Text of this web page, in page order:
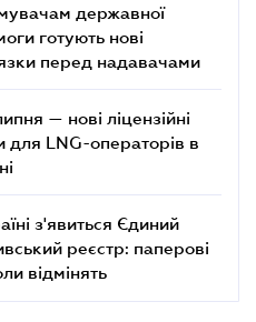
державної
готують нові
перед надавачами
— нові ліцензійні
для LNG-операторів в
з'явиться Єдиний
реєстр: паперові
відмінять